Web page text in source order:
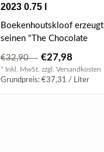
2023 0.75 l
Boekenhoutskloof erzeugt
seinen "The Chocolate
Parzellen, ..
€32,90 €27,98
* Inkl. MwSt. zzgl. Versandkosten
Grundpreis: €37,31 / Liter